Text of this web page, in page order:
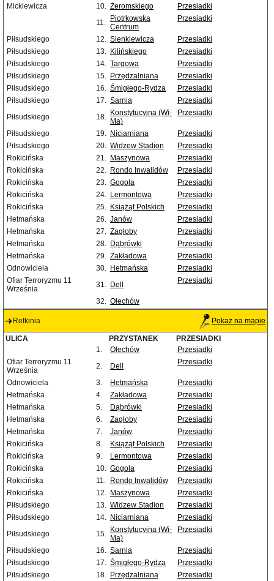
Mickiewicza
10. Żeromskiego
Przesiadki
11.
Piotrkowska
Centrum
Przesiadki
Piłsudskiego 12. Sienkiewicza
Przesiadki
Piłsudskiego
13. Kilińskiego
Przesiadki
Piłsudskiego
14. Targowa
Przesiadki
Piłsudskiego
15. Przędzalniana
Przesiadki
Piłsudskiego
16. Śmigłego-Rydza
Przesiadki
Piłsudskiego
17. Sarnia
Przesiadki
Piłsudskiego
18. Konstytucyjna (Wi-
Ma)
Przesiadki
Piłsudskiego 19. Niciarniana
Przesiadki
Piłsudskiego
20. Widzew Stadion
Przesiadki
Rokicińska
21. Maszynowa
Przesiadki
Rokicińska
22. Rondo Inwalidów
Przesiadki
Rokicińska
23. Gogola
Przesiadki
Rokicińska
24. Lermontowa
Przesiadki
Rokicińska
25. Książąt Polskich
Przesiadki
Hetmańska
26. Janów
Przesiadki
Hetmańska
27. Zagłoby
Przesiadki
Hetmańska
28. Dąbrówki
Przesiadki
Hetmańska
29. Zakładowa
Przesiadki
Odnowiciela
30. Hetmańska
Przesiadki
Ofiar Terroryzmu 11
Września
31. Dell Przesiadki
32. Olechów
Retkinia Pokaż na mapie
ULICA PRZYSTANEK
PRZESIADKI
1.
Olechów
Przesiadki
Ofiar Terroryzmu 11
Września
2. Dell Przesiadki
Odnowiciela 3. Hetmańska
Przesiadki
Hetmańska
4. Zakładowa
Przesiadki
Hetmańska
5. Dąbrówki
Przesiadki
Hetmańska
6. Zagłoby
Przesiadki
Hetmańska
7. Janów
Przesiadki
Rokicińska
8. Książąt Polskich
Przesiadki
Rokicińska
9. Lermontowa
Przesiadki
Rokicińska
10. Gogola
Przesiadki
Rokicińska
11. Rondo Inwalidów
Przesiadki
Rokicińska
12. Maszynowa
Przesiadki
Piłsudskiego
13. Widzew Stadion
Przesiadki
Piłsudskiego
14. Niciarniana
Przesiadki
Piłsudskiego
15. Konstytucyjna (Wi-
Ma)
Przesiadki
Piłsudskiego 16. Sarnia
Przesiadki
Piłsudskiego
17. Śmigłego-Rydza
Przesiadki
Piłsudskiego
18. Przędzalniana Przesiadki